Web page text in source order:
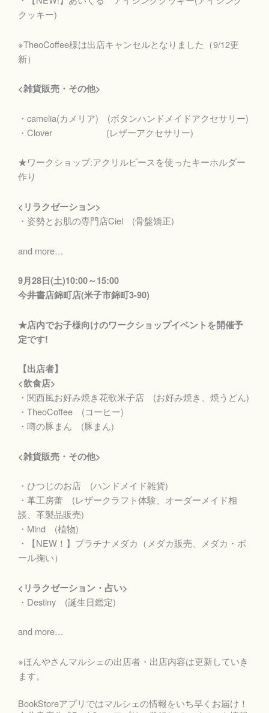
クッキー)
※TheoCoffee様は出店キャンセルとなりました（9/12更
新）
<雑貨販売・その他>
・camelia(カメリア) (ボタンハンドメイドアクセサリー)
・Clover (レザーアクセサリー)
★ワークショップ:アクリルビースを使ったキーホルダー
作り
<リラクゼーション>
・姿勢とお肌の専門店Ciel (骨盤矯正)
and more…
9月28日(土)10:00～15:00
今井書店錦町店(米子市錦町3-90)
★店内でお子様向けのワークショップイベントを開催予
定です!
【出店者】
<飲食店>
・関西風お好み焼き花歌米子店 (お好み焼き、焼うどん)
・TheoCoffee (コーヒー)
・噂の豚まん (豚まん)
<雑貨販売・その他>
・ひつじのお店 (ハンドメイド雑貨)
・革工房蕾 (レザークラフト体験、オーダーメイド相
談、革製品販売)
・Mind (植物)
・【NEW！】プラチナメダカ（メダカ販売、メダカ・ボ
ール掬い）
<リラクゼーション・占い>
・Destiny (誕生日鑑定)
and more…
※ほんやさんマルシェの出店者・出店内容は更新していき
ます。
BookStoreアプリではマルシェの情報をいち早くお届け！